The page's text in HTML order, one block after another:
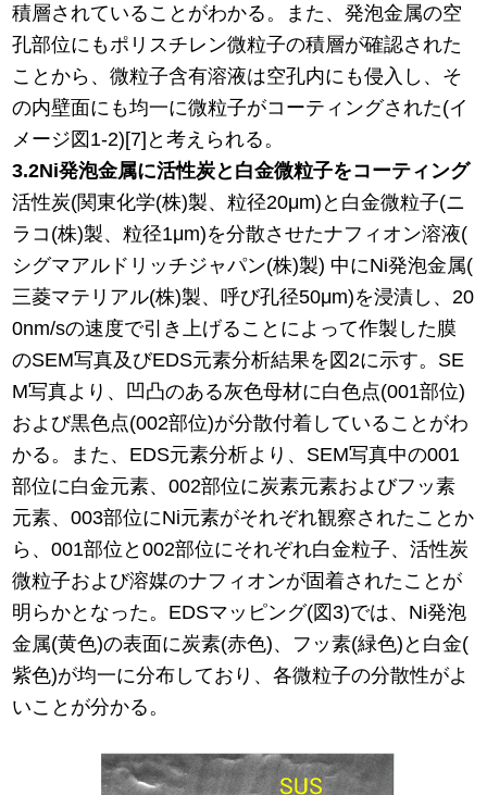
積層されていることがわかる。また、発泡金属の空
孔部位にもポリスチレン微粒子の積層が確認された
ことから、微粒子含有溶液は空孔内にも侵入し、そ
の内壁面にも均一に微粒子がコーティングされた(イ
メージ図1-2)[7]と考えられる。
3.2Ni発泡金属に活性炭と白金微粒子をコーティング
活性炭(関東化学(株)製、粒径20μm)と白金微粒子(ニ
ラコ(株)製、粒径1μm)を分散させたナフィオン溶液(
シグマアルドリッチジャパン(株)製) 中にNi発泡金属(
三菱マテリアル(株)製、呼び孔径50μm)を浸漬し、20
0nm/sの速度で引き上げることによって作製した膜
のSEM写真及びEDS元素分析結果を図2に示す。SE
M写真より、凹凸のある灰色母材に白色点(001部位)
および黒色点(002部位)が分散付着していることがわ
かる。また、EDS元素分析より、SEM写真中の001
部位に白金元素、002部位に炭素元素およびフッ素
元素、003部位にNi元素がそれぞれ観察されたことか
ら、001部位と002部位にそれぞれ白金粒子、活性炭
微粒子および溶媒のナフィオンが固着されたことが
明らかとなった。EDSマッピング(図3)では、Ni発泡
金属(黄色)の表面に炭素(赤色)、フッ素(緑色)と白金(
紫色)が均一に分布しており、各微粒子の分散性がよ
いことが分かる。